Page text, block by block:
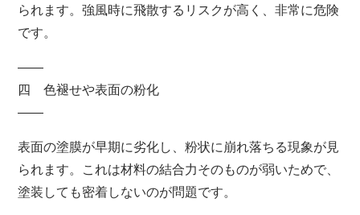
られます。強風時に飛散するリスクが高く、非常に危険
です。
――
四 色褪せや表面の粉化
――
表面の塗膜が早期に劣化し、粉状に崩れ落ちる現象が見
られます。これは材料の結合力そのものが弱いためで、
塗装しても密着しないのが問題です。